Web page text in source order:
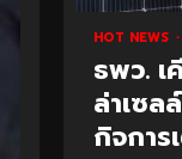
HOT NEWS
ธพว. เ
ล่าเซล
กิจการ